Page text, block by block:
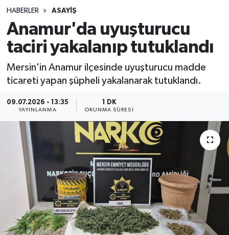
HABERLER ASAYIŞ
Anamur'da uyuşturucu
taciri yakalanıp tutuklandı
Mersin'in Anamur ilçesinde uyuşturucu madde
ticareti yapan şüpheli yakalanarak tutuklandı.
09.07.2026 - 13:35
YAYINLANMA
1 DK
OKUNMA SÜRESI
Spor
Teknoloji